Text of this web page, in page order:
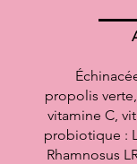
propolis
vitamine C,
probiotique :
Rhamnosus